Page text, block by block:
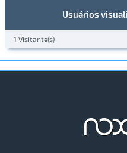
Usuários
1 Visitante(s)